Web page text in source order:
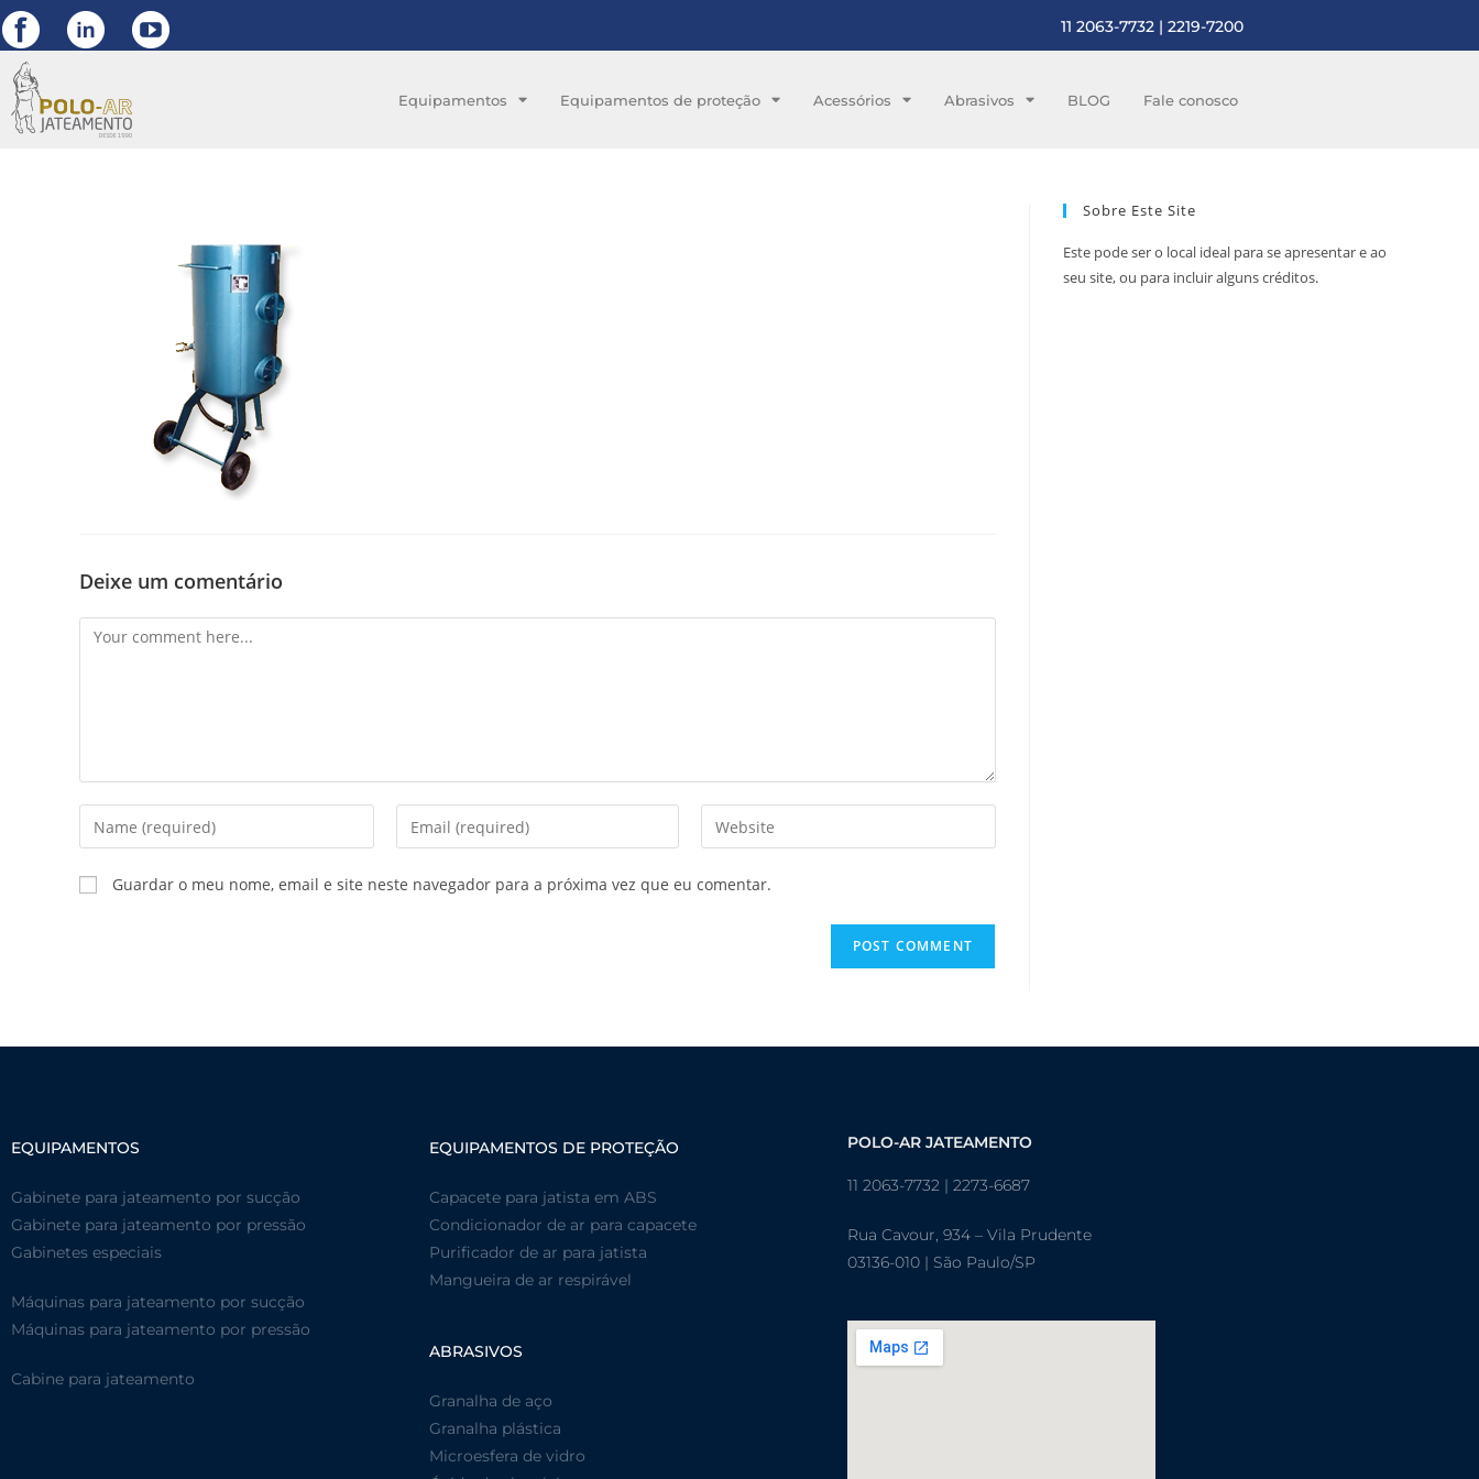
11 2063-7732 | 2219-7200
Equipamentos Equipamentos de proteção Acessórios Abrasivos BLOG Fale conosco
Deixe um comentário
Guardar o meu nome, email e site neste navegador para a próxima vez que eu comentar.
Sobre Este Site
Este pode ser o local ideal para se apresentar e ao
seu site, ou para incluir alguns créditos.
EQUIPAMENTOS
Gabinete para jateamento por sucção
Gabinete para jateamento por pressão
Gabinetes especiais
Máquinas para jateamento por sucção
Máquinas para jateamento por pressão
Cabine para jateamento
EQUIPAMENTOS DE PROTEÇÃO
Capacete para jatista em ABS
Condicionador de ar para capacete
Purificador de ar para jatista
Mangueira de ar respirável
ABRASIVOS
Granalha de aço
Granalha plástica
Microesfera de vidro
POLO-AR JATEAMENTO
11 2063-7732 | 2273-6687
Rua Cavour, 934 – Vila Prudente
03136-010 | São Paulo/SP